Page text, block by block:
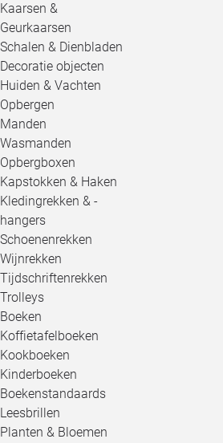
Kaarsen &
Geurkaarsen
Schalen & Dienbladen
Decoratie objecten
Huiden & Vachten
Opbergen
Manden
Wasmanden
Opbergboxen
Kapstokken & Haken
Kledingrekken & -
hangers
Schoenenrekken
Wijnrekken
Tijdschriftenrekken
Trolleys
Boeken
Koffietafelboeken
Kookboeken
Kinderboeken
Boekenstandaards
Leesbrillen
Planten & Bloemen